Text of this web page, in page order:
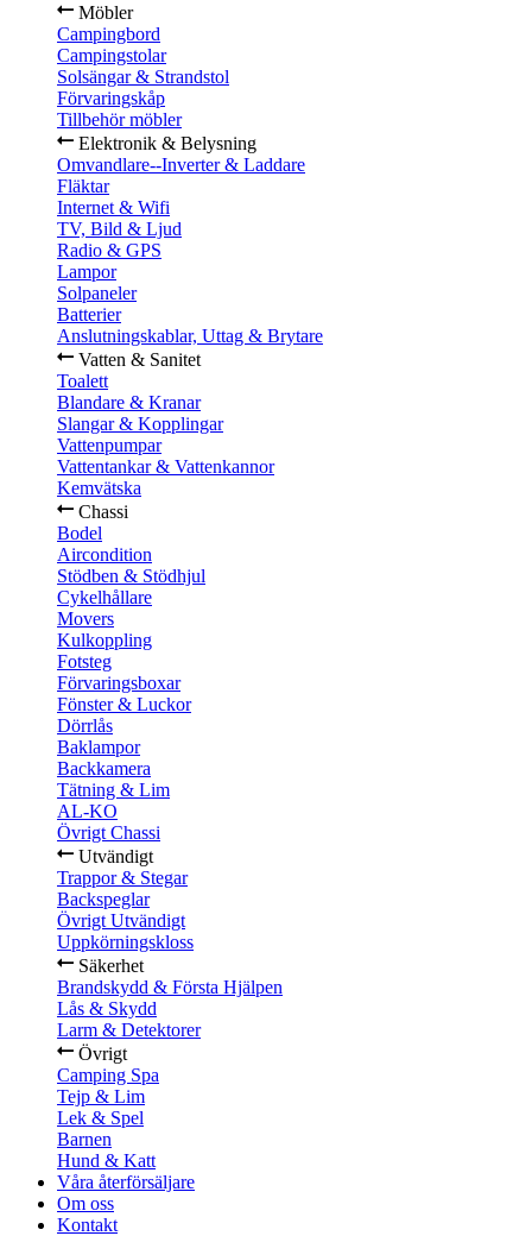
Möbler
Campingbord
Campingstolar
Solsängar & Strandstol
Förvaringskåp
Tillbehör möbler
Elektronik & Belysning
Omvandlare--Inverter & Laddare
Fläktar
Internet & Wifi
TV, Bild & Ljud
Radio & GPS
Lampor
Solpaneler
Batterier
Anslutningskablar, Uttag & Brytare
Vatten & Sanitet
Toalett
Blandare & Kranar
Slangar & Kopplingar
Vattenpumpar
Vattentankar & Vattenkannor
Kemvätska
Chassi
Bodel
Aircondition
Stödben & Stödhjul
Cykelhållare
Movers
Kulkoppling
Fotsteg
Förvaringsboxar
Fönster & Luckor
Dörrlås
Baklampor
Backkamera
Tätning & Lim
AL-KO
Övrigt Chassi
Utvändigt
Trappor & Stegar
Backspeglar
Övrigt Utvändigt
Uppkörningskloss
Säkerhet
Brandskydd & Första Hjälpen
Lås & Skydd
Larm & Detektorer
Övrigt
Camping Spa
Tejp & Lim
Lek & Spel
Barnen
Hund & Katt
Våra återförsäljare
Om oss
Kontakt